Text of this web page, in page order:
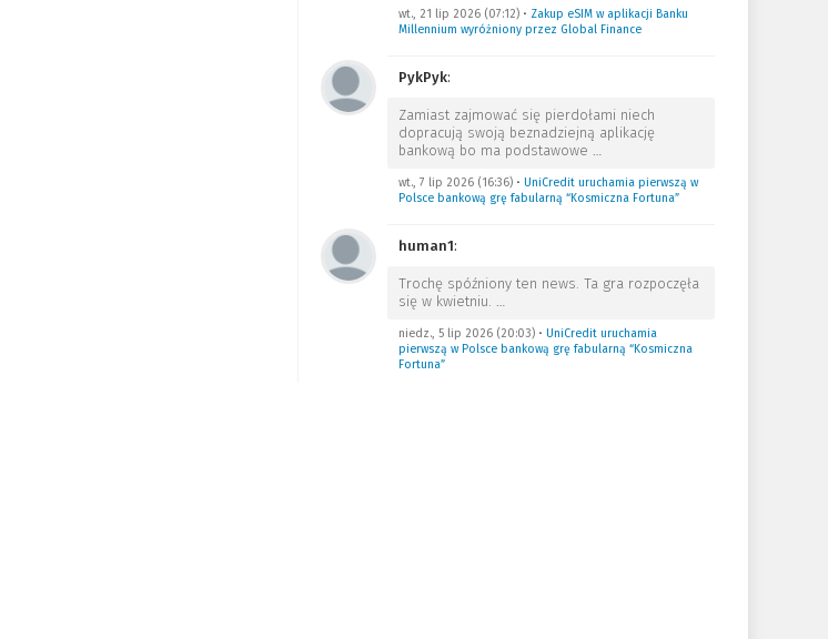
wt., 21 lip 2026 (07:12)• Zakup eSIM w aplikacji Banku
Millennium wyróżniony przez Global Finance
PykPyk:
Zamiast zajmować się pierdołami niech
dopracują swoją beznadziejną aplikację
bankową bo ma podstawowe …
wt., 7 lip 2026 (16:36)• UniCredit uruchamia pierwszą w
Polsce bankową grę fabularną “Kosmiczna Fortuna”
human1:
Trochę spóźniony ten news. Ta gra rozpoczęła
się w kwietniu. …
niedz., 5 lip 2026 (20:03)• UniCredit uruchamia
pierwszą w Polsce bankową grę fabularną “Kosmiczna
Fortuna”